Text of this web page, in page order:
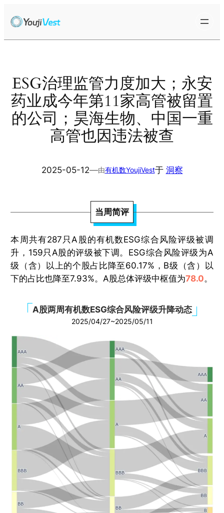
至
ESG治理监管力度加大；永安
药业成今年第11家高管被留置
的公司；昊海生物、中国一重
高管也因违法被查
2025-05-12—由有机数YoujiVest于 洞察
当周简评
本周共有287只A股的有机数ESG综合风险评级被调
升，159只A股的评级被下调。ESG综合风险评级为A
级（含）以上的个股占比降至60.17%，B级（含）以
下的占比也降至7.93%。A股总体评级中枢值为78.0。
A股两周有机数ESG综合风险评级升降动态
2025/04/27~2025/05/11